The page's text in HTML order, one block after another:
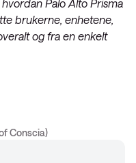
Palo Alto Prisma
brukerne, enhetene,
og fra en enkelt
Conscia)